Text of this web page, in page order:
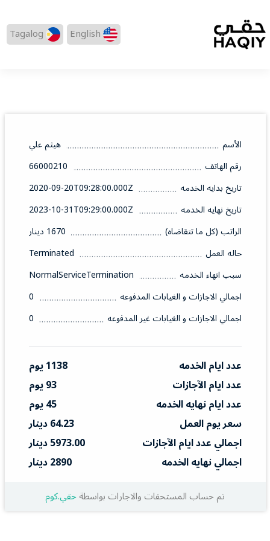
English
Tagalog
الأسم
هيثم علي
رقم الهاتف
66000210
تاريخ بدايه الخدمه
2020-09-20T09:28:00.000Z
تاريخ نهايه الخدمه
2023-10-31T09:29:00.000Z
الراتب (كل ما تتقاضاه)
1670 دينار
حاله العمل
Terminated
سبب انهاء الخدمه
NormalServiceTermination
اجمالي الاجازات و الغيابات المدفوعه
0
اجمالي الاجازات و الغيابات غير المدفوعه
0
عدد ايام الخدمه
1138 يوم
عدد ايام الآجازات
93 يوم
عدد ايام نهايه الخدمه
45 يوم
سعر يوم العمل
64.23 دينار
اجمالي عدد ايام الآجازات
5973.00 دينار
اجمالي نهايه الخدمه
2890 دينار
تم حساب المستحقات والاجارات بواسطةحقي.كوم